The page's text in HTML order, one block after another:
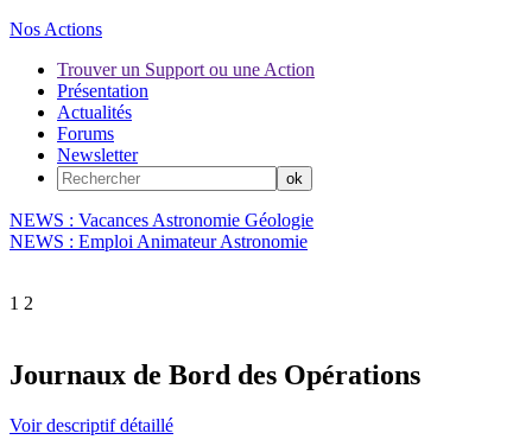
Nos Actions
Trouver un Support ou une Action
Présentation
Actualités
Forums
Newsletter
NEWS : Vacances Astronomie Géologie
NEWS : Emploi Animateur Astronomie
1 2
Journaux de Bord des Opérations
Voir descriptif détaillé